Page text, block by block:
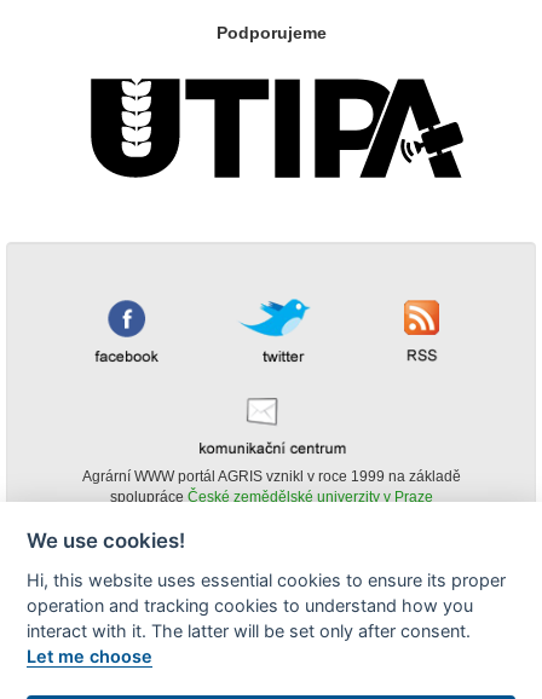
Podporujeme
Agrární WWW portál AGRIS vznikl v roce 1999 na základě
spolupráce České zemědělské univerzity v Praze
obsahu agrárního WWW portálu AGRIS je možné
(pokud není uvedeno jinak) pouze za podmínky uvedení zdroje v podobě
www.agris.cz a data publikace v AGRISu.
We use cookies!
Hi, this website uses essential cookies to ensure its proper
operation and tracking cookies to understand how you
interact with it. The latter will be set only after consent.
Let me choose